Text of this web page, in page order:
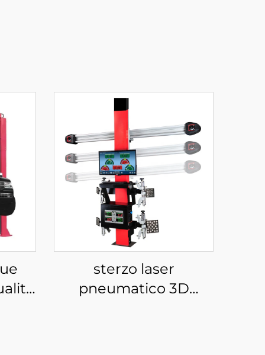
sterzo laser
pneumatico 3D